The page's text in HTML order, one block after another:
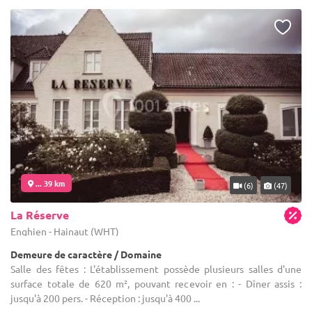
... 39 km (6) (47)
La Réserve
Enghien - Hainaut (WHT)
Demeure de caractère / Domaine
Salle des fêtes : L'établissement possède plusieurs salles d'une
surface totale de 620 m², pouvant recevoir en : - Dîner assis :
jusqu'à 200 pers. - Réception : jusqu'à 400 ...